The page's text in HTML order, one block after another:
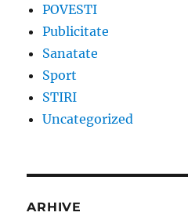
POVESTI
Publicitate
Sanatate
Sport
STIRI
Uncategorized
ARHIVE